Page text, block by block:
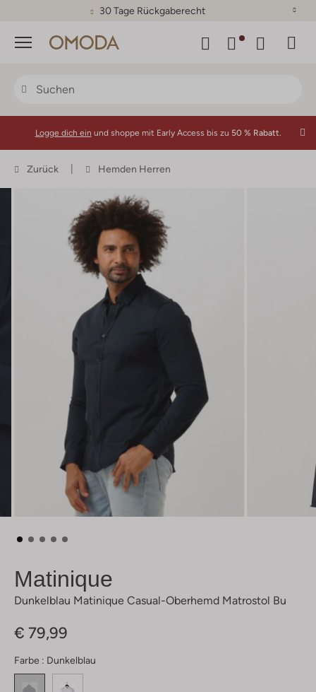
30 Tage Rückgaberecht
Menü
Logge dich ein und shoppe mit Early Access bis zu 50 % Rabatt.
Zurück Hemden Herren
Matinique
Dunkelblau Matinique Casual-Oberhemd Matrostol Bu
€ 79,99
Farbe : Dunkelblau